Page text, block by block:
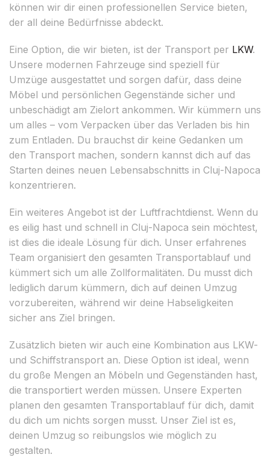
können wir dir einen professionellen Service bieten,
der all deine Bedürfnisse abdeckt.
Eine Option, die wir bieten, ist der Transport per LKW.
Unsere modernen Fahrzeuge sind speziell für
Umzüge ausgestattet und sorgen dafür, dass deine
Möbel und persönlichen Gegenstände sicher und
unbeschädigt am Zielort ankommen. Wir kümmern uns
um alles – vom Verpacken über das Verladen bis hin
zum Entladen. Du brauchst dir keine Gedanken um
den Transport machen, sondern kannst dich auf das
Starten deines neuen Lebensabschnitts in Cluj-Napoca
konzentrieren.
Ein weiteres Angebot ist der Luftfrachtdienst. Wenn du
es eilig hast und schnell in Cluj-Napoca sein möchtest,
ist dies die ideale Lösung für dich. Unser erfahrenes
Team organisiert den gesamten Transportablauf und
kümmert sich um alle Zollformalitäten. Du musst dich
lediglich darum kümmern, dich auf deinen Umzug
vorzubereiten, während wir deine Habseligkeiten
sicher ans Ziel bringen.
Zusätzlich bieten wir auch eine Kombination aus LKW-
und Schiffstransport an. Diese Option ist ideal, wenn
du große Mengen an Möbeln und Gegenständen hast,
die transportiert werden müssen. Unsere Experten
planen den gesamten Transportablauf für dich, damit
du dich um nichts sorgen musst. Unser Ziel ist es,
deinen Umzug so reibungslos wie möglich zu
gestalten.